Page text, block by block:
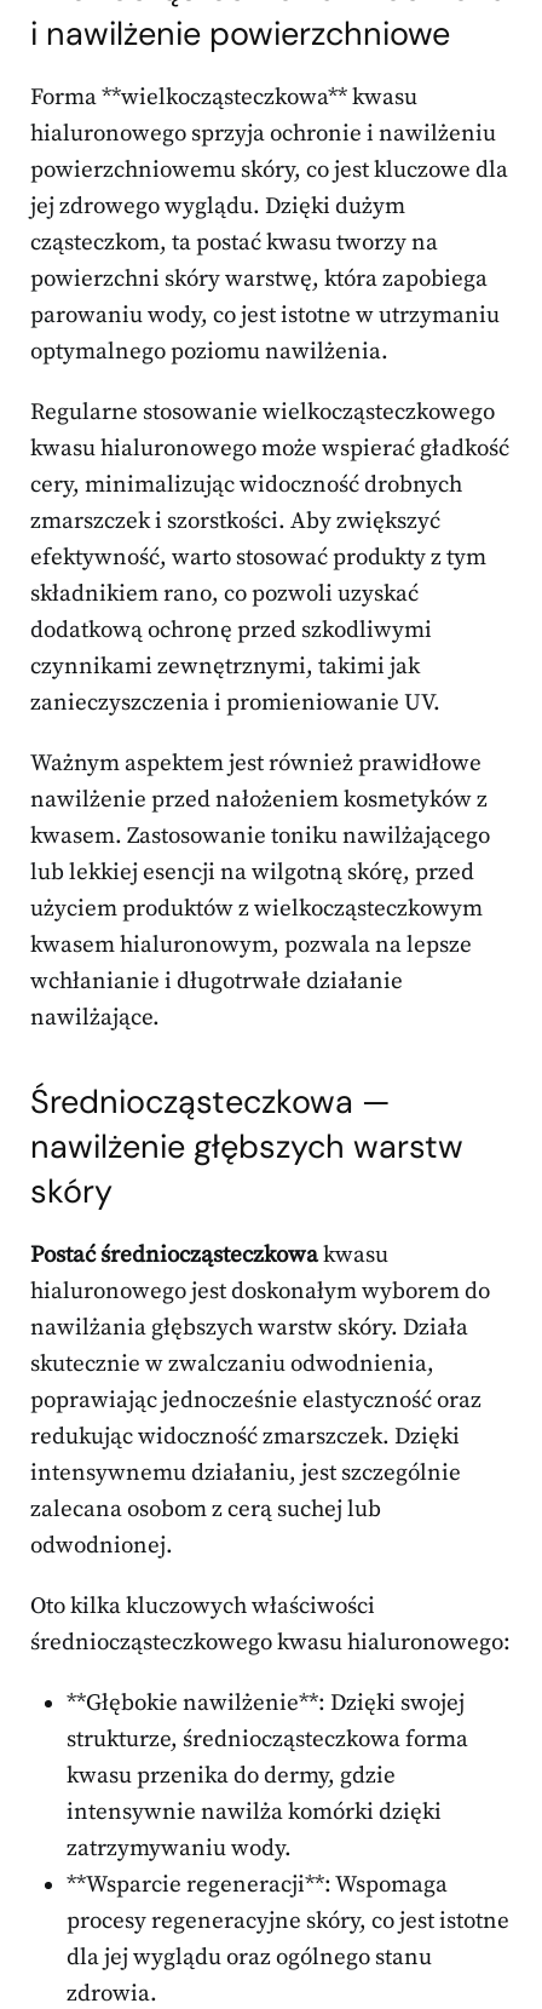
i nawilżenie powierzchniowe
Forma **wielkocząsteczkowa** kwasu
hialuronowego sprzyja ochronie i nawilżeniu
powierzchniowemu skóry, co jest kluczowe dla
jej zdrowego wyglądu. Dzięki dużym
cząsteczkom, ta postać kwasu tworzy na
powierzchni skóry warstwę, która zapobiega
parowaniu wody, co jest istotne w utrzymaniu
optymalnego poziomu nawilżenia.
Regularne stosowanie wielkocząsteczkowego
kwasu hialuronowego może wspierać gładkość
cery, minimalizując widoczność drobnych
zmarszczek i szorstkości. Aby zwiększyć
efektywność, warto stosować produkty z tym
składnikiem rano, co pozwoli uzyskać
dodatkową ochronę przed szkodliwymi
czynnikami zewnętrznymi, takimi jak
zanieczyszczenia i promieniowanie UV.
Ważnym aspektem jest również prawidłowe
nawilżenie przed nałożeniem kosmetyków z
kwasem. Zastosowanie toniku nawilżającego
lub lekkiej esencji na wilgotną skórę, przed
użyciem produktów z wielkocząsteczkowym
kwasem hialuronowym, pozwala na lepsze
wchłanianie i długotrwałe działanie
nawilżające.
Średniocząsteczkowa —
nawilżenie głębszych warstw
skóry
Postać średniocząsteczkowakwasu
hialuronowego jest doskonałym wyborem do
nawilżania głębszych warstw skóry. Działa
skutecznie w zwalczaniu odwodnienia,
poprawiając jednocześnie elastyczność oraz
redukując widoczność zmarszczek. Dzięki
intensywnemu działaniu, jest szczególnie
zalecana osobom z cerą suchej lub
odwodnionej.
Oto kilka kluczowych właściwości
średniocząsteczkowego kwasu hialuronowego:
**Głębokie nawilżenie**: Dzięki swojej
strukturze, średniocząsteczkowa forma
kwasu przenika do dermy, gdzie
intensywnie nawilża komórki dzięki
zatrzymywaniu wody.
**Wsparcie regeneracji**: Wspomaga
procesy regeneracyjne skóry, co jest istotne
dla jej wyglądu oraz ogólnego stanu
zdrowia.